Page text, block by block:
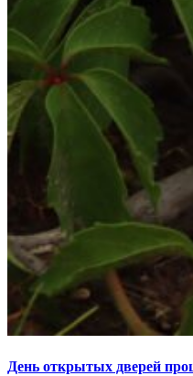
День открытых дверей